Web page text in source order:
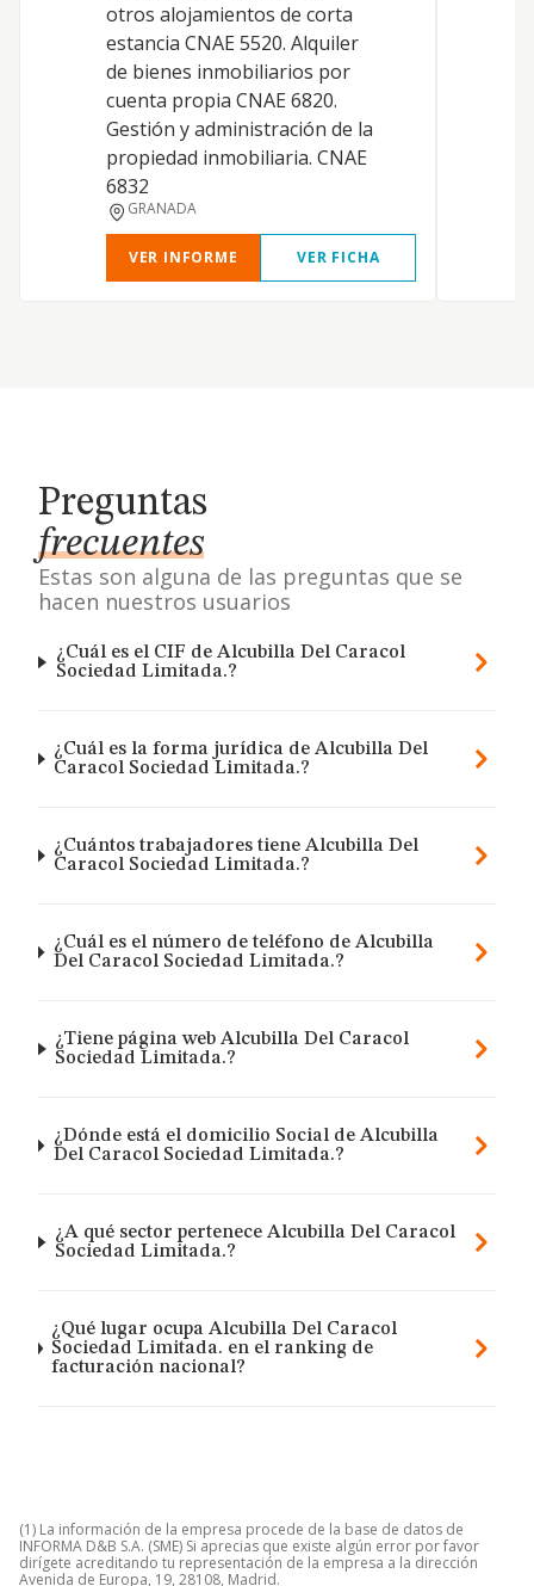
otros alojamientos de corta
estancia CNAE 5520. Alquiler
de bienes inmobiliarios por
cuenta propia CNAE 6820.
Gestión y administración de la
propiedad inmobiliaria. CNAE
6832
GRANADA
VER INFORME VER FICHA
Preguntas
frecuentes
Estas son alguna de las preguntas que se
hacen nuestros usuarios
¿Cuál es el CIF de Alcubilla Del Caracol
Sociedad Limitada.?
¿Cuál es la forma jurídica de Alcubilla Del
Caracol Sociedad Limitada.?
¿Cuántos trabajadores tiene Alcubilla Del
Caracol Sociedad Limitada.?
¿Cuál es el número de teléfono de Alcubilla
Del Caracol Sociedad Limitada.?
¿Tiene página web Alcubilla Del Caracol
Sociedad Limitada.?
¿Dónde está el domicilio Social de Alcubilla
Del Caracol Sociedad Limitada.?
¿A qué sector pertenece Alcubilla Del Caracol
Sociedad Limitada.?
¿Qué lugar ocupa Alcubilla Del Caracol
Sociedad Limitada. en el ranking de
facturación nacional?
(1) La información de la empresa procede de la base de datos de
INFORMA D&B S.A. (SME) Si aprecias que existe algún error por favor
dirígete acreditando tu representación de la empresa a la dirección
Avenida de Europa, 19, 28108, Madrid.